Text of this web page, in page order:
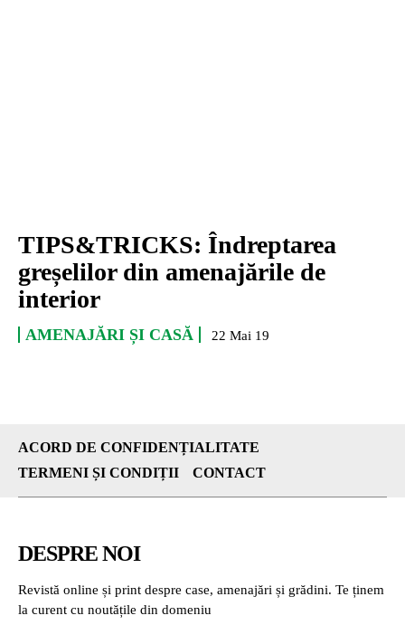
TIPS&TRICKS: Îndreptarea
greșelilor din amenajările de
interior
AMENAJĂRI ȘI CASĂ 22 Mai 19
ACORD DE CONFIDENȚIALITATE
TERMENI ȘI CONDIȚII
CONTACT
DESPRE NOI
Revistă online și print despre case, amenajări și grădini. Te ținem
la curent cu noutățile din domeniu